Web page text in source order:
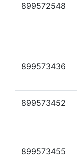
899572548
899573436
899573452
899573455